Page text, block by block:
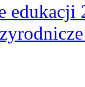
edukacji